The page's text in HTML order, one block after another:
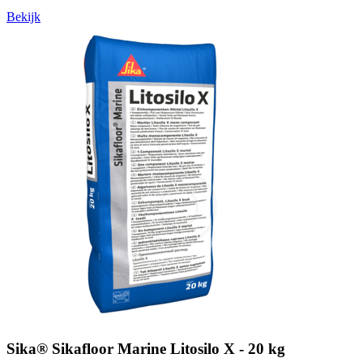
Bekijk
Sika® Sikafloor Marine Litosilo X - 20 kg